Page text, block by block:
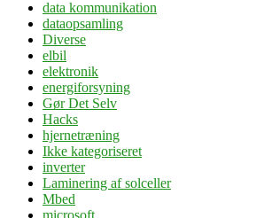
data kommunikation
dataopsamling
Diverse
elbil
elektronik
energiforsyning
Gør Det Selv
Hacks
hjernetræning
Ikke kategoriseret
inverter
Laminering af solceller
Mbed
microsoft